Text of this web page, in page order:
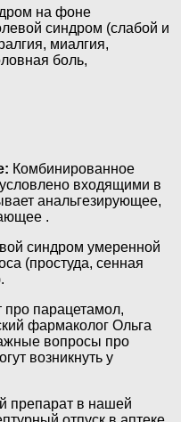
на фоне
синдром (слабой и
миалгия,
боль,
Комбинированное
входящими в
анальгезирующее,
.
синдром умеренной
(простуда, сенная
про парацетамол,
фармаколог Ольга
вопросы про
возникнуть у
препарат в нашей